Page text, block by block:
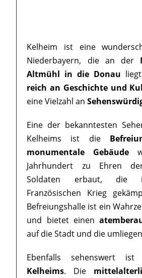
Kelheim ist eine
Niederbayern, die an der
Altmühl in die Donau
reich an Geschichte und
eine Vielzahl an
Eine der bekanntesten
Kelheims ist die
monumentale Gebäude
Jahrhundert zu Ehren
Soldaten erbaut, die
Französischen Krieg
Befreiungshalle ist ein
und bietet einen
auf die Stadt und die
Ebenfalls sehenswert
Kelheims. Die